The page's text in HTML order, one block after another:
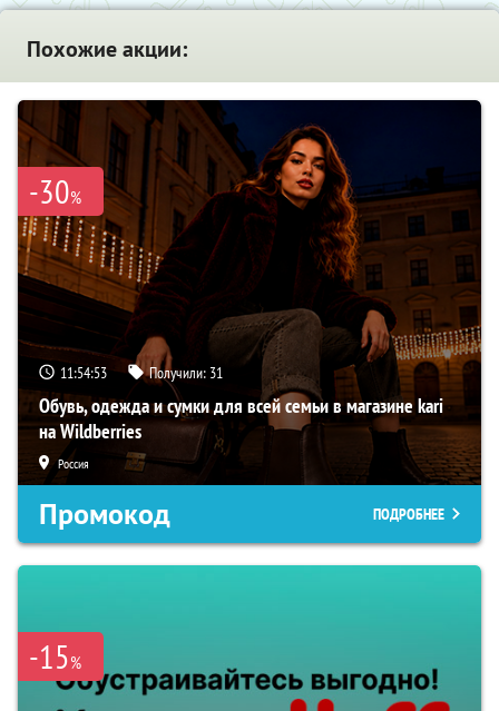
Похожие акции:
-30%
11:54:52 Получили: 31
Обувь, одежда и сумки для всей семьи в магазине kari
на Wildberries
Россия
Промокод ПОДРОБНЕЕ
-15%